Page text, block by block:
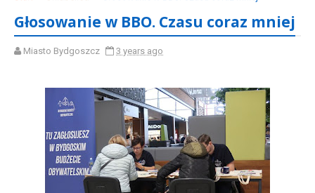
Głosowanie w BBO. Czasu coraz mniej
Miasto Bydgoszcz 3 years ago